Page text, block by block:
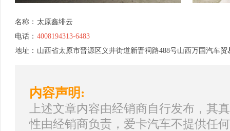
名称： 太原鑫绯云
电话： 4008194313-6483
地址： 山西省太原市晋源区义井街道新晋祠路488号山西万国汽车贸
内容声明:
上述文章内容由经销商自行发布，其
性由经销商负责，爱卡汽车不提供任